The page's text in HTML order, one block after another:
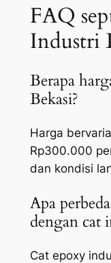
FAQ
Industri
Berapa
Bekasi?
Harga
Rp300.000
dan kondisi
Apa
dengan cat
Cat epoxy